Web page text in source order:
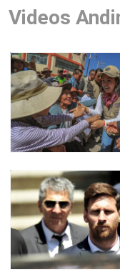
Videos